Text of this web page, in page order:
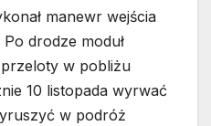
manewr wejścia
drodze moduł
w pobliżu
10 listopada wyrwać
w podróż